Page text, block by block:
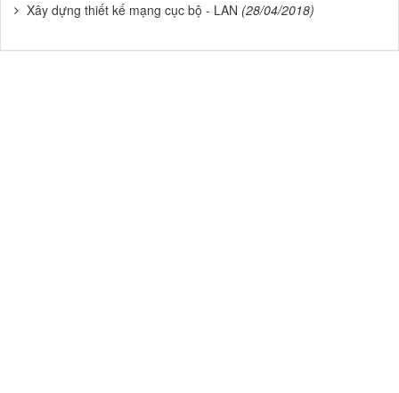
Xây dựng thiết kế mạng cục bộ - LAN (28/04/2018)